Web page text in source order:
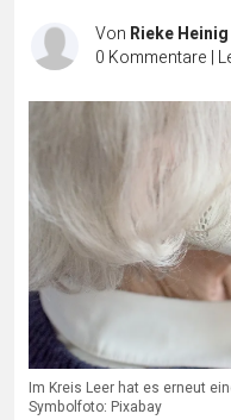
Von Rieke Heinig
0 Kommentare |
Im Kreis Leer hat es erneut
Symbolfoto: Pixabay